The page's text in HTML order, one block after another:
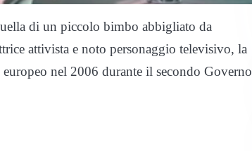
di un piccolo bimbo abbigliato da
attivista e noto personaggio televisivo, la
nel 2006 durante il secondo Governo